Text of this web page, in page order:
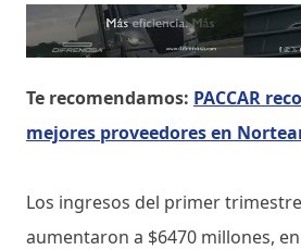
Te recomendamos: PACCAR
mejores proveedores en
Los ingresos del primer
aumentaron a $6470 millones,